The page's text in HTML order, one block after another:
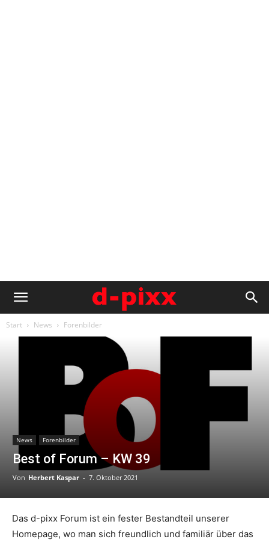
Start News Forenbilder
News Forenbilder
Best of Forum – KW 39
Von Herbert Kaspar - 7. Oktober 2021
Das d-pixx Forum ist ein fester Bestandteil unserer
Homepage, wo man sich freundlich und familiär über das